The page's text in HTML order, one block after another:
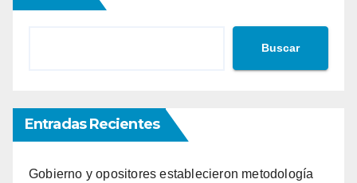
Buscar
Entradas Recientes
Gobierno y opositores establecieron metodología